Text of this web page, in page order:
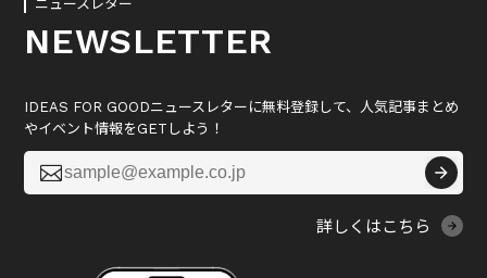
ニュースレター
NEWSLETTER
IDEAS FOR GOODニュースレターに無料登録して、人気記事まとめ
やイベント情報をGETしよう！

詳しくはこちら